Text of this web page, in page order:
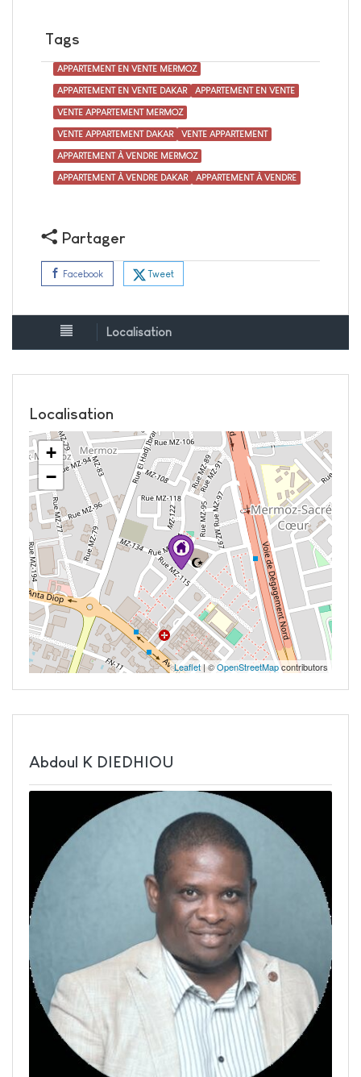
Tags
APPARTEMENT EN VENTE MERMOZ
APPARTEMENT EN VENTE DAKAR APPARTEMENT EN VENTE
VENTE APPARTEMENT MERMOZ
VENTE APPARTEMENT DAKAR VENTE APPARTEMENT
APPARTEMENT À VENDRE MERMOZ
APPARTEMENT À VENDRE DAKAR APPARTEMENT À VENDRE
Partager
Facebook Tweet
Localisation
Localisation
+
−
Leaflet| ©OpenStreetMapcontributors
Abdoul K DIEDHIOU